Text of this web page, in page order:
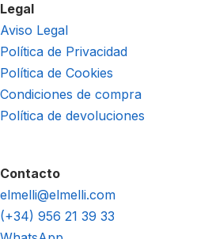
Legal
Aviso Legal
Política de Privacidad
Política de Cookies
Condiciones de compra
Política de devoluciones
Contacto
elmelli@elmelli.com
(+34) 956 21 39 33